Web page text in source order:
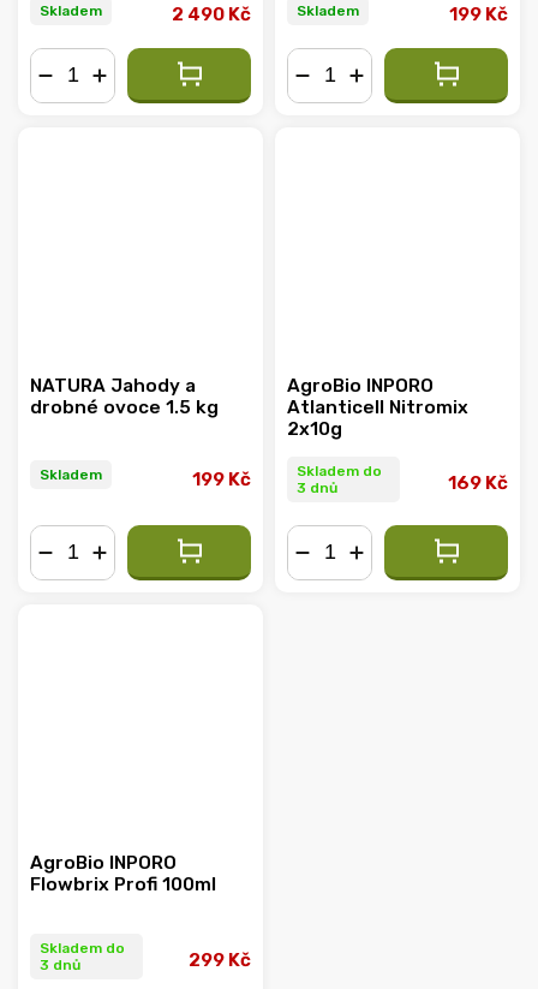
Skladem 2 490 Kč Skladem 199 Kč
NATURA Jahody a
drobné ovoce 1.5 kg
Skladem 199 Kč
AgroBio INPORO
Atlanticell Nitromix
2x10g
Skladem do
3 dnů
169 Kč
AgroBio INPORO
Flowbrix Profi 100ml
Skladem do
3 dnů
299 Kč